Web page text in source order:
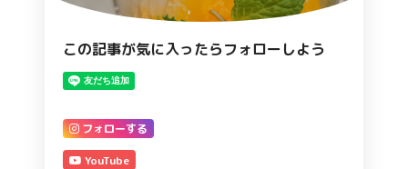
この記事が気に入ったらフォローしよう
フォローする
YouTube